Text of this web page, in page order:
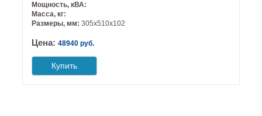
Мощность, кВА:
Масса, кг:
Размеры, мм: 305х510х102
Цена: 48940 руб.
Купить